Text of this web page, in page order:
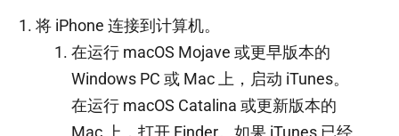
将 iPhone 连接到计算机。
在运行 macOS Mojave 或更早版本的
Windows PC 或 Mac 上，启动 iTunes。
在运行 macOS Catalina 或更新版本的
Mac 上，打开 Finder。如果 iTunes 已经